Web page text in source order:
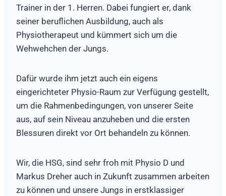
Trainer in der 1. Herren. Dabei fungiert er, dank
seiner beruflichen Ausbildung, auch als
Physiotherapeut und kümmert sich um die
Wehwehchen der Jungs.
Dafür wurde ihm jetzt auch ein eigens
eingerichteter Physio-Raum zur Verfügung gestellt,
um die Rahmenbedingungen, von unserer Seite
aus, auf sein Niveau anzuheben und die ersten
Blessuren direkt vor Ort behandeln zu können.
Wir, die HSG, sind sehr froh mit Physio D und
Markus Dreher auch in Zukunft zusammen arbeiten
zu können und unsere Jungs in erstklassiger